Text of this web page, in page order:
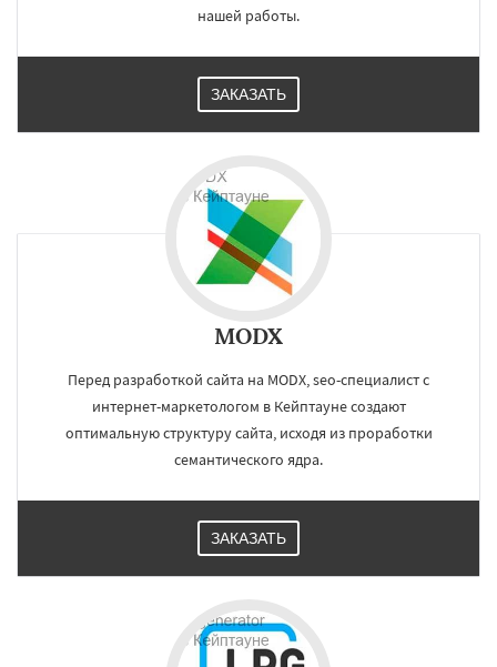
нашей работы.
ЗАКАЗАТЬ
MODX
Перед разработкой сайта на MODX, seo-специалист с
интернет-маркетологом в Кейптауне создают
оптимальную структуру сайта, исходя из проработки
семантического ядра.
ЗАКАЗАТЬ